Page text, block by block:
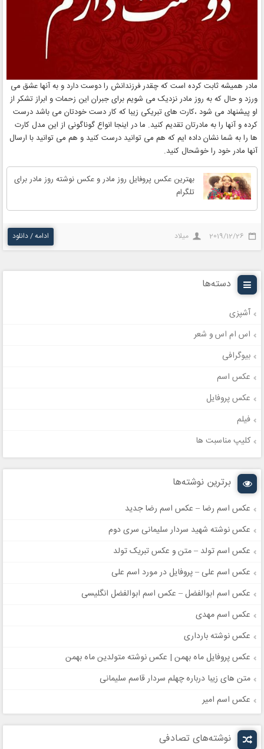
مادر همیشه ثابت کرده است که چقدر فرزندانش را دوست دارد و به آنها عشق می
ورزد و حال که به روز مادر نزدیک می شویم برای جبران این زحمات و ابراز تشکر از
او پیشنهاد می شود ،کارت های تبریکی زیبا که کار دست خودتان می باشد درست
کرده و آنها را به مادرتان تقدیم کنید. ما در اینجا انواع گوناگونی از این مدل کارت
ها را به شما نشان داده ایم که هم می توانید درست کنید و هم می توانید با ارسال
آنها مادر خود را خوشحال کنید.
بهترین عکس پروفایل روز مادر و عکس نوشته روز مادر برای
تلگرام
2019/12/26 میلاد ادامه / دانلود
دسته‌ها
آشپزی
اس ام اس و شعر
بیوگرافی
عکس اسم
عکس پروفایل
فیلم
کلیپ مناسبت ها
برترین نوشته‌ها
عکس اسم رضا – عکس اسم رضا جدید
عکس نوشته شهید سردار سلیمانی سری دوم
عکس اسم تولد – متن و عکس تبریک تولد
عکس اسم علی – پروفایل در مورد اسم علی
عکس اسم ابوالفضل – عکس اسم ابوالفضل انگلیسی
عکس اسم مهدی
عکس نوشته بارداری
عکس پروفایل ماه بهمن | عکس نوشته متولدین ماه بهمن
متن های زیبا درباره چهلم سردار قاسم سلیمانی
عکس اسم امیر
نوشته‌های تصادفی